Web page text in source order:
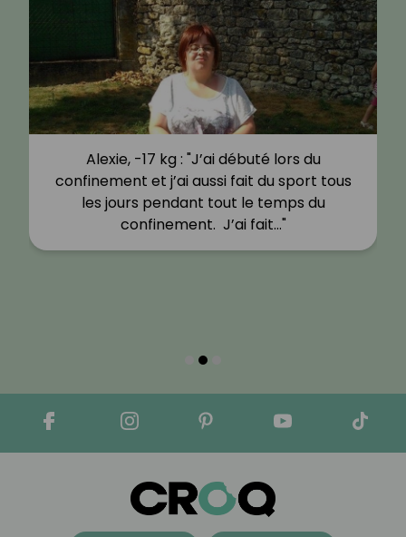
Alexie, -17 kg : "J’ai débuté lors du
confinement et j’ai aussi fait du sport tous
les jours pendant tout le temps du
confinement. J’ai fait…"